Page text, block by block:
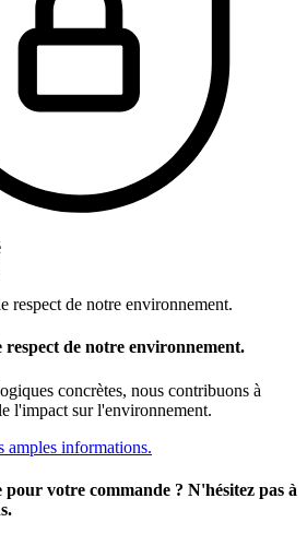
de notre environnement.
concrètes, nous contribuons à
l'impact sur l'environnement.
amples informations.
pour votre commande ? N'hésitez pas à